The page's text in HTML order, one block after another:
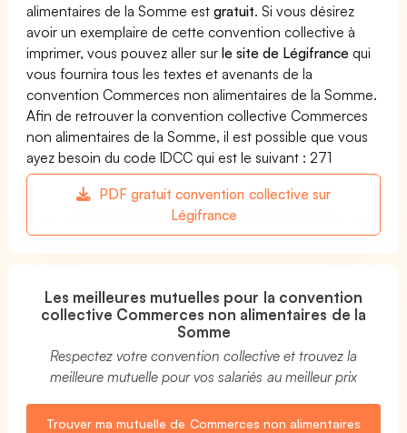
alimentaires de la Somme estgratuit. Si vous désirez
avoir un exemplaire de cette convention collective à
imprimer, vous pouvez aller surle site de Légifrance qui
vous fournira tous les textes et avenants de la
convention Commerces non alimentaires de la Somme.
Afin de retrouver la convention collective Commerces
non alimentaires de la Somme, il est possible que vous
ayez besoin du code IDCC qui est le suivant : 271
PDF gratuit convention collective sur
Légifrance
Les meilleures mutuelles pour la convention
collective Commerces non alimentaires de la
Somme
Respectez votre convention collective et trouvez la
meilleure mutuelle pour vos salariés au meilleur prix
Trouver ma mutuelle de Commerces non alimentaires